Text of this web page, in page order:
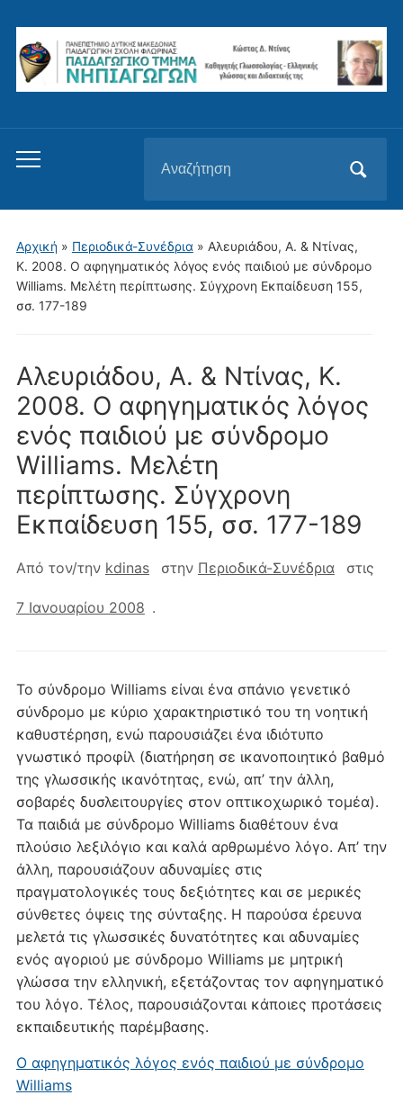
Εναλλαγή
μενού
για
κινητά
για:
Αρχική» Περιοδικά-Συνέδρια » Αλευριάδου, Α. & Ντίνας,
Κ. 2008. Ο αφηγηματικός λόγος ενός παιδιού με σύνδρομο
Williams. Μελέτη περίπτωσης. Σύγχρονη Eκπαίδευση 155,
σσ. 177-189
Αλευριάδου, Α. & Ντίνας, Κ.
2008. Ο αφηγηματικός λόγος
ενός παιδιού με σύνδρομο
Williams. Μελέτη
περίπτωσης. Σύγχρονη
Eκπαίδευση 155, σσ. 177-189
Από τον/την kdinas στην Περιοδικά-Συνέδρια στις
7 Ιανουαρίου 2008 .
Το σύνδρομο Williams είναι ένα σπάνιο γενετικό
σύνδρομο με κύριο χαρακτηριστικό του τη νοητική
καθυστέρηση, ενώ παρουσιάζει ένα ιδιότυπο
γνωστικό προφίλ (διατήρηση σε ικανοποιητικό βαθμό
της γλωσσικής ικανότητας, ενώ, απ’ την άλλη,
σοβαρές δυσλειτουργίες στον οπτικοχωρικό τομέα).
Τα παιδιά με σύνδρομο Williams διαθέτουν ένα
πλούσιο λεξιλόγιο και καλά αρθρωμένο λόγο. Απ’ την
άλλη, παρουσιάζουν αδυναμίες στις
πραγματολογικές τους δεξιότητες και σε μερικές
σύνθετες όψεις της σύνταξης. Η παρούσα έρευνα
μελετά τις γλωσσικές δυνατότητες και αδυναμίες
ενός αγοριού με σύνδρομο Williams με μητρική
γλώσσα την ελληνική, εξετάζοντας τον αφηγηματικό
του λόγο. Τέλος, παρουσιάζονται κάποιες προτάσεις
εκπαιδευτικής παρέμβασης.
Ο αφηγηματικός λόγος ενός παιδιού με σύνδρομο
Williams